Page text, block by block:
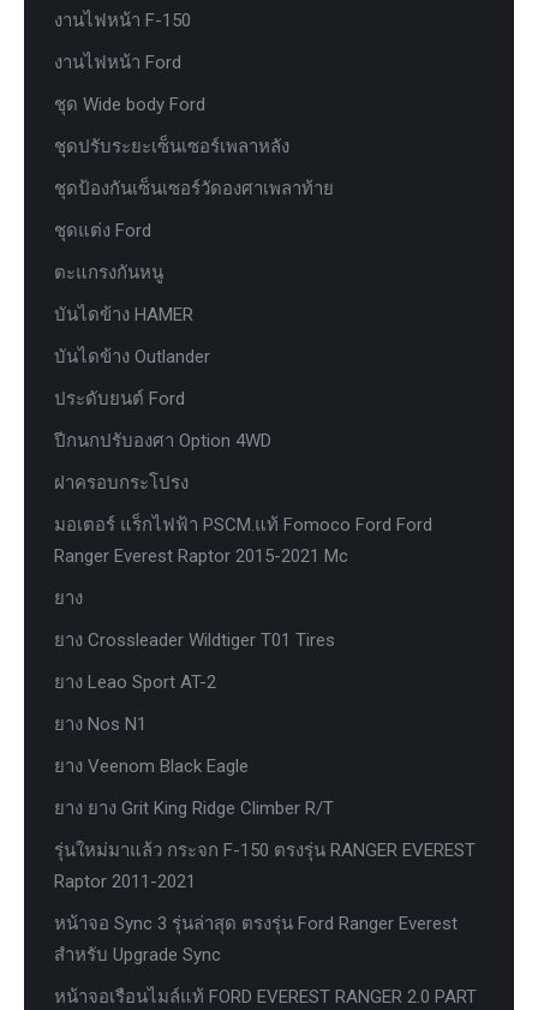
งานไฟหน้า F-150
งานไฟหน้า Ford
ชุด Wide body Ford
ชุดปรับระยะเซ็นเซอร์เพลาหลัง
ชุดป้องกันเซ็นเซอร์วัดองศาเพลาท้าย
ชุดแต่ง Ford
ตะแกรงกันหนู
บันไดข้าง HAMER
บันไดข้าง Outlander
ประดับยนต์ Ford
ปีกนกปรับองศา Option 4WD
ฝาครอบกระโปรง
มอเตอร์ แร็กไฟฟ้า PSCM.แท้ Fomoco Ford Ford
Ranger Everest Raptor 2015-2021 Mc
ยาง
ยาง Crossleader Wildtiger T01 Tires
ยาง Leao Sport AT-2
ยาง Nos N1
ยาง Veenom Black Eagle
ยาง ยาง Grit King Ridge Climber R/T
รุ่นใหม่มาแล้ว กระจก F-150 ตรงรุ่น RANGER EVEREST
Raptor 2011-2021
หน้าจอ Sync 3 รุ่นล่าสุด ตรงรุ่น Ford Ranger Everest
สำหรับ Upgrade Sync
หน้าจอเรือนไมล์แท้ FORD EVEREST RANGER 2.0 PART